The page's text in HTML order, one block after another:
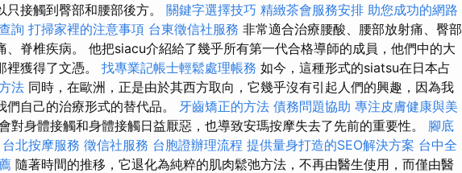
接觸到臀部和腰部後方。 關鍵字選擇技巧 精緻茶會服務安排 助您成功的網路
詢 打掃家裡的注意事項 台東徵信社服務 非常適合治療腰酸、腰部放射痛、臀部
、脊椎疾病。 他把siacu介紹給了幾乎所有第一代合格導師的成員，他們中的大
裡獲得了文憑。 找專業記帳士輕鬆處理帳務 如今，這種形式的siatsu在日本占
法 同時，在歐洲，正是由於其西方取向，它幾乎沒有引起人們的興趣，因為我
自己的治療形式的替代品。 牙齒矯正的方法 債務問題協助 專注皮膚健康與美
對身體接觸和身體接觸日益厭惡，也導致安瑪按摩失去了先前的重要性。 腳底
台北按摩服務 徵信社服務 台胞證辦理流程 提供量身打造的SEO解決方案 台中全
隨著時間的推移，它退化為純粹的肌肉鬆弛方法，不再由醫生使用，而僅由醫